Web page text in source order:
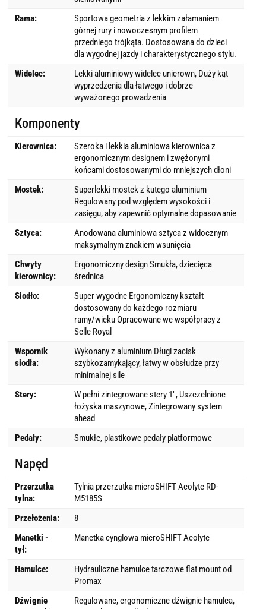
Rama:
Sportowa geometria z lekkim załamaniem
górnej rury i nowoczesnym profilem
przedniego trójkąta. Dostosowana do dzieci
dla wygodnej jazdy i charakterystycznego stylu.
Widelec:
Lekki aluminiowy widelec unicrown, Duży kąt
wyprzedzenia dla łatwego i dobrze
wyważonego prowadzenia
Komponenty
Kierownica:
Szeroka i lekkia aluminiowa kierownica z
ergonomicznym designem i zwężonymi
końcami dostosowanymi do mniejszych dłoni
Mostek:
Superlekki mostek z kutego aluminium
Regulowany pod względem wysokości i
zasięgu, aby zapewnić optymalne dopasowanie
Sztyca:
Anodowana aluminiowa sztyca z widocznym
maksymalnym znakiem wsunięcia
Chwyty
kierownicy:
Ergonomiczny design Smukła, dziecięca
średnica
Siodło:
Super wygodne Ergonomiczny kształt
dostosowany do każdego rozmiaru
ramy/wieku Opracowane we współpracy z
Selle Royal
Wspornik
siodła:
Wykonany z aluminium Długi zacisk
szybkozamykający, łatwy w obsłudze przy
minimalnej sile
Stery:
W pełni zintegrowane stery 1", Uszczelnione
łożyska maszynowe, Zintegrowany system
ahead
Pedały:
Smukłe, plastikowe pedały platformowe
Napęd
Przerzutka
tylna:
Tylnia przerzutka microSHIFT Acolyte RD-
M5185S
Przełożenia:
8
Manetki -
tył:
Manetka cynglowa microSHIFT Acolyte
Hamulce:
Hydrauliczne hamulce tarczowe flat mount od
Promax
Dźwignie
Regulowane, ergonomiczne dźwignie hamulca,